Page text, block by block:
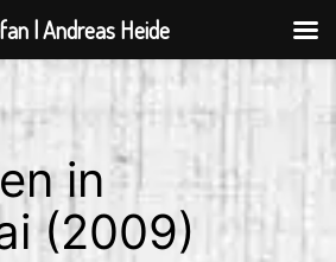
in
(2009)
| Andreas Heide